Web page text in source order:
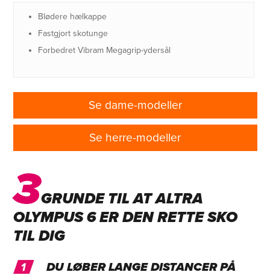
Blødere hælkappe
Fastgjort skotunge
Forbedret Vibram Megagrip-ydersål
Se dame-modeller
Se herre-modeller
3GRUNDE TIL AT ALTRA
OLYMPUS 6 ER DEN RETTE SKO
TIL DIG
DU LØBER LANGE DISTANCER PÅ